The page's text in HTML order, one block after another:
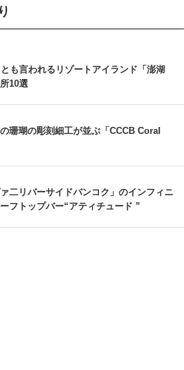
も言われるリゾートアイランド「澎湖
10選
の珊瑚の彫刻細工が並ぶ「CCCB Coral
ァ二リバーサイドバンコク」のインフィニ
フトップバー“アティチュード ”